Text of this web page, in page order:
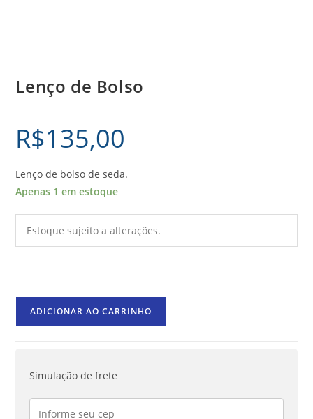
Lenço de Bolso
R$135,00
Lenço de bolso de seda.
Apenas 1 em estoque
Estoque sujeito a alterações.
ADICIONAR AO CARRINHO
Simulação de frete